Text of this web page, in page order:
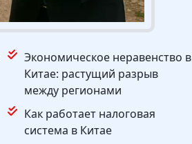
Экономическое неравенство в
Китае: растущий разрыв
между регионами
Как работает налоговая
система в Китае